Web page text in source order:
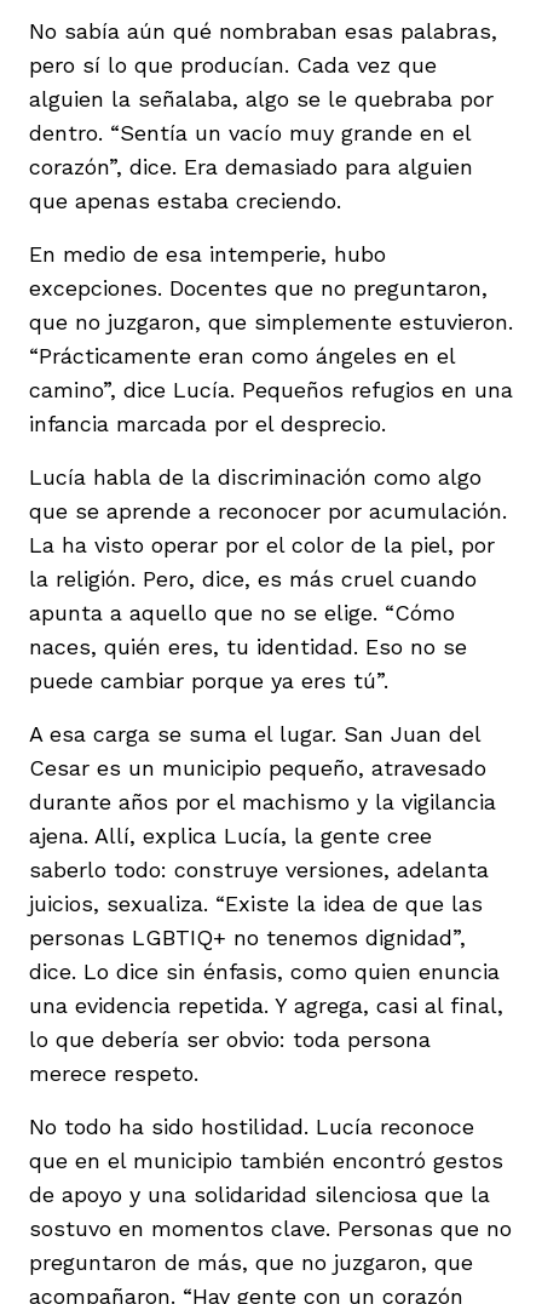
No sabía aún qué nombraban esas palabras,
pero sí lo que producían. Cada vez que
alguien la señalaba, algo se le quebraba por
dentro. “Sentía un vacío muy grande en el
corazón”, dice. Era demasiado para alguien
que apenas estaba creciendo.
En medio de esa intemperie, hubo
excepciones. Docentes que no preguntaron,
que no juzgaron, que simplemente estuvieron.
“Prácticamente eran como ángeles en el
camino”, dice Lucía. Pequeños refugios en una
infancia marcada por el desprecio.
Lucía habla de la discriminación como algo
que se aprende a reconocer por acumulación.
La ha visto operar por el color de la piel, por
la religión. Pero, dice, es más cruel cuando
apunta a aquello que no se elige. “Cómo
naces, quién eres, tu identidad. Eso no se
puede cambiar porque ya eres tú”.
A esa carga se suma el lugar. San Juan del
Cesar es un municipio pequeño, atravesado
durante años por el machismo y la vigilancia
ajena. Allí, explica Lucía, la gente cree
saberlo todo: construye versiones, adelanta
juicios, sexualiza. “Existe la idea de que las
personas LGBTIQ+ no tenemos dignidad”,
dice. Lo dice sin énfasis, como quien enuncia
una evidencia repetida. Y agrega, casi al final,
lo que debería ser obvio: toda persona
merece respeto.
No todo ha sido hostilidad. Lucía reconoce
que en el municipio también encontró gestos
de apoyo y una solidaridad silenciosa que la
sostuvo en momentos clave. Personas que no
preguntaron de más, que no juzgaron, que
acompañaron. “Hay gente con un corazón